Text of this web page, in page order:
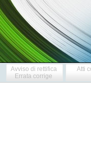
Avviso di rettifica
Errata corrige
Atti